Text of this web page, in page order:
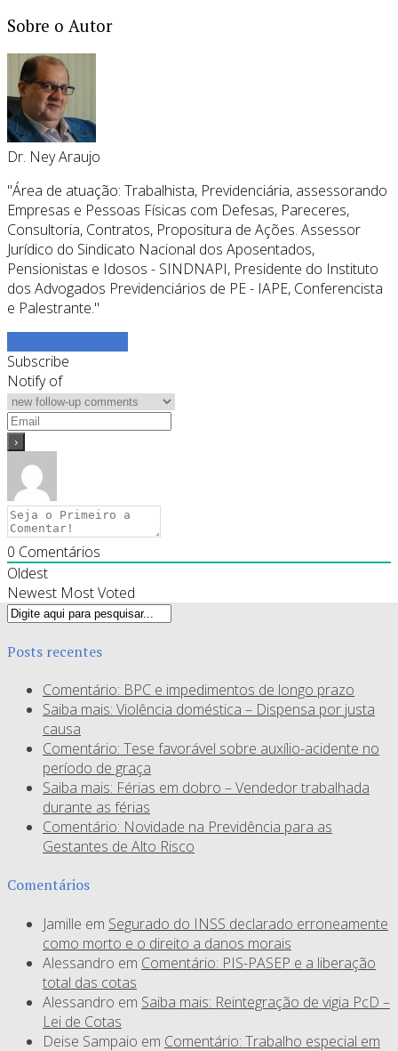
Sobre o Autor
Dr. Ney Araujo
"Área de atuação: Trabalhista, Previdenciária, assessorando
Empresas e Pessoas Físicas com Defesas, Pareceres,
Consultoria, Contratos, Propositura de Ações. Assessor
Jurídico do Sindicato Nacional dos Aposentados,
Pensionistas e Idosos - SINDNAPI, Presidente do Instituto
dos Advogados Previdenciários de PE - IAPE, Conferencista
e Palestrante."
Subscribe
Notify of
0 Comentários
Oldest
Newest Most Voted
Posts recentes
Comentário: BPC e impedimentos de longo prazo
Saiba mais: Violência doméstica – Dispensa por justa
causa
Comentário: Tese favorável sobre auxílio-acidente no
período de graça
Saiba mais: Férias em dobro – Vendedor trabalhada
durante as férias
Comentário: Novidade na Previdência para as
Gestantes de Alto Risco
Comentários
Jamille em Segurado do INSS declarado erroneamente
como morto e o direito a danos morais
Alessandro em Comentário: PIS-PASEP e a liberação
total das cotas
Alessandro em Saiba mais: Reintegração de vigia PcD –
Lei de Cotas
Deise Sampaio em Comentário: Trabalho especial em